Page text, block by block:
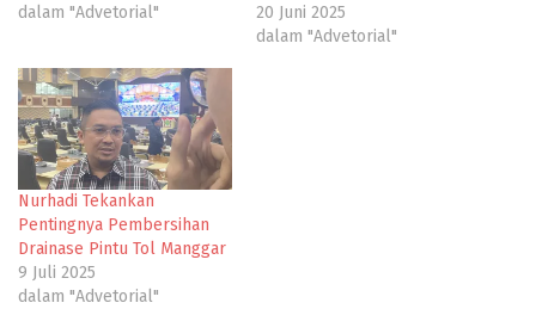
dalam "Advetorial"
20 Juni 2025
dalam "Advetorial"
Nurhadi Tekankan
Pentingnya Pembersihan
Drainase Pintu Tol Manggar
9 Juli 2025
dalam "Advetorial"